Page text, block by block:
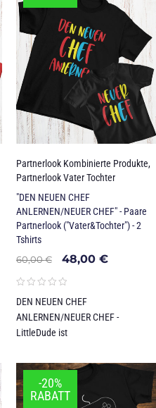
Partnerlook Kombinierte Produkte,
Partnerlook Vater Tochter
"DEN NEUEN CHEF
ANLERNEN/NEUER CHEF" - Paare
Partnerlook ("Vater&Tochter") - 2
Tshirts
60,00€ 48,00 €
DEN NEUEN CHEF
ANLERNEN/NEUER CHEF -
LittleDude ist
-20%
RABATT